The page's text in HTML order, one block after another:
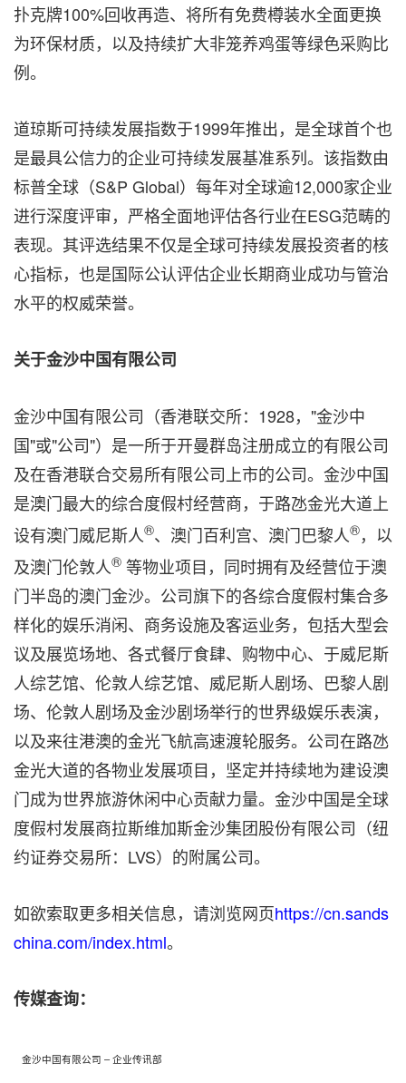
扑克牌100%回收再造、将所有免费樽装水全面更换
为环保材质，以及持续扩大非笼养鸡蛋等绿色采购比
例。
道琼斯可持续发展指数于1999年推出，是全球首个也
是最具公信力的企业可持续发展基准系列。该指数由
标普全球（S&P Global）每年对全球逾12,000家企业
进行深度评审，严格全面地评估各行业在ESG范畴的
表现。其评选结果不仅是全球可持续发展投资者的核
心指标，也是国际公认评估企业长期商业成功与管治
水平的权威荣誉。
关于金沙中国有限公司
金沙中国有限公司（香港联交所：1928，"金沙中
国"或"公司"）是一所于开曼群岛注册成立的有限公司
及在香港联合交易所有限公司上市的公司。金沙中国
是澳门最大的综合度假村经营商，于路氹金光大道上
设有澳门威尼斯人®、澳门百利宫、澳门巴黎人®，以
及澳门伦敦人® 等物业项目，同时拥有及经营位于澳
门半岛的澳门金沙。公司旗下的各综合度假村集合多
样化的娱乐消闲、商务设施及客运业务，包括大型会
议及展览场地、各式餐厅食肆、购物中心、于威尼斯
人综艺馆、伦敦人综艺馆、威尼斯人剧场、巴黎人剧
场、伦敦人剧场及金沙剧场举行的世界级娱乐表演，
以及来往港澳的金光飞航高速渡轮服务。公司在路氹
金光大道的各物业发展项目，坚定并持续地为建设澳
门成为世界旅游休闲中心贡献力量。金沙中国是全球
度假村发展商拉斯维加斯金沙集团股份有限公司（纽
约证券交易所：LVS）的附属公司。
如欲索取更多相关信息，请浏览网页https://cn.sands
china.com/index.html。
传媒查询：
金沙中国有限公司 – 企业传讯部